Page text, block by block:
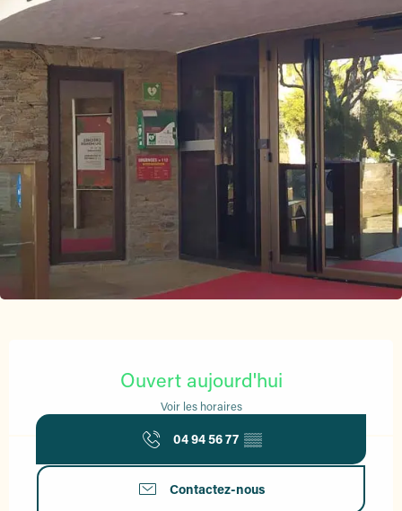
Ouvert aujourd'hui
Voir les horaires
04 94 56 77 ▒▒
Contactez-nous